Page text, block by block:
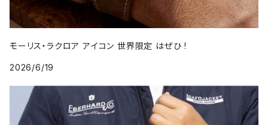
モーリス・ラクロア アイコン 世界限定 はぜひ !
2026/6/19